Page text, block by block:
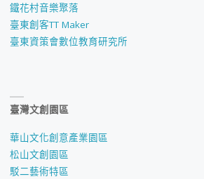
鐵花村音樂聚落
臺東創客TT Maker
臺東資策會數位教育研究所
臺灣文創園區
華山文化創意產業園區
松山文創園區
駁二藝術特區